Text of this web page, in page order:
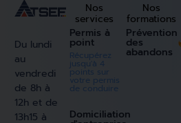
Du lundi
au
vendredi
de 8h à
12h et de
13h15 à
Nos
services
Permis à
point
Récupérez
jusqu'à 4
points sur
votre permis
de conduire
Domiciliation
Nos
formations
Prévention
des
abandons